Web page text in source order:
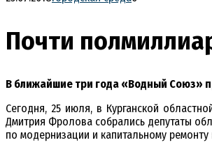
Почти
В ближайшие три года «Водный Союз»
Сегодня, 25 июля, в Курганской
Дмитрия Фролова собрались депутаты
по модернизации и капитальному